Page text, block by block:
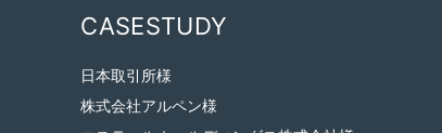
CASESTUDY
日本取引所様
株式会社アルペン様